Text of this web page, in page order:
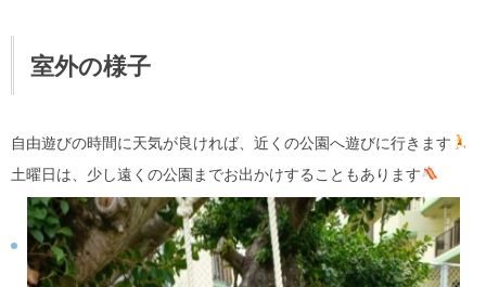
室外の様子
自由遊びの時間に天気が良ければ、近くの公園へ遊びに行きます
土曜日は、少し遠くの公園までお出かけすることもあります